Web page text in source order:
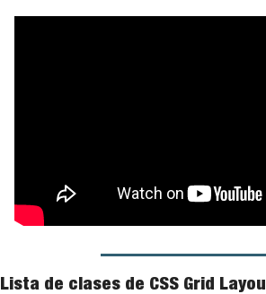
Lista de clases de CSS Grid